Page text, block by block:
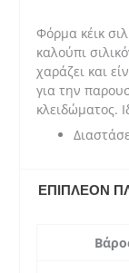
Φόρμα κέικ
καλούπι
χαράζει και
για την
κλειδώματος.
ΕΠΙΠΛΈΟΝ